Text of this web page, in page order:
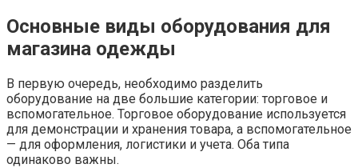
Основные виды оборудования для
магазина одежды
В первую очередь, необходимо разделить
оборудование на две большие категории: торговое и
вспомогательное. Торговое оборудование используется
для демонстрации и хранения товара, а вспомогательное
— для оформления, логистики и учета. Оба типа
одинаково важны.